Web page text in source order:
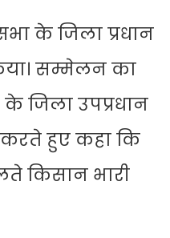
के जिला प्रधान
सम्मेलन का
जिला उपप्रधान
हुए कहा कि
किसान भारी